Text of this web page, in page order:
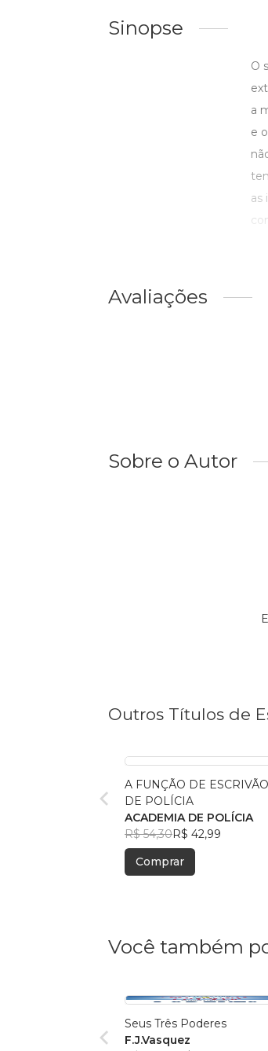
Sinopse
O
a
e
as
Avaliações
Sobre o Autor
Outros Títulos de
A FUNÇÃO DE ESCRIVÃO
DE POLÍCIA
ACADEMIA DE POLÍCIA
R$ 54,30R$ 42,99
Comprar
Você também
Seus Três Poderes
F.J.Vasquez